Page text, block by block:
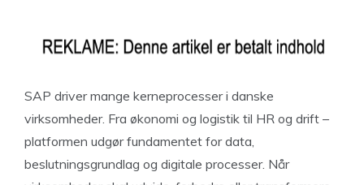
SAP driver mange kerneprocesser i danske
virksomheder. Fra økonomi og logistik til HR og drift –
platformen udgør fundamentet for data,
beslutningsgrundlag og digitale processer. Når